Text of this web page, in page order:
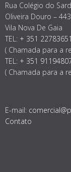
Rua Colégio do
Oliveira Douro –
Vila Nova De Gaia
TEL: + 351
( Chamada para a
TEL: + 351
( Chamada para a
E-mail:
Contato